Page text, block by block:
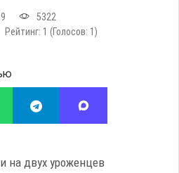
5322
Рейтинг: 1 (Голосов: 1 )
на двух уроженцев